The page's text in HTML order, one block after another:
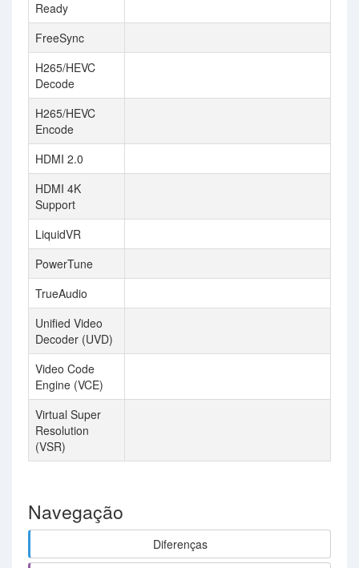
Ready
FreeSync
H265/HEVC
Decode
H265/HEVC
Encode
HDMI 2.0
HDMI 4K
Support
LiquidVR
PowerTune
TrueAudio
Unified Video
Decoder (UVD)
Video Code
Engine (VCE)
Virtual Super
Resolution
(VSR)
Navegação
Diferenças